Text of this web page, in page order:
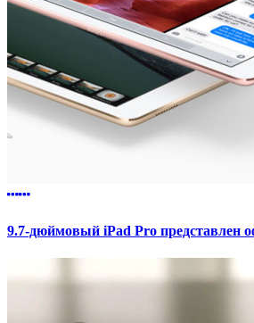
9.7-дюймовый iPad Pro представлен